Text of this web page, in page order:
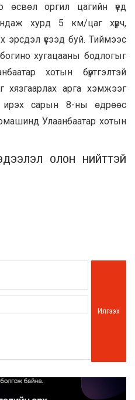
өсвөл оргил цагийн үед
хурд 5 км/цаг хүрч,
эрсдэл үүсээд буй. Тиймээс
хугацааны бодлогыг
хотын бүртгэлтэй
хязгаарлах арга хэмжээг
ирэх сарын 8-ны өдрөөс
Улаанбаатар хотын
ОЛОН НИЙТТЭЙ
Илгээх